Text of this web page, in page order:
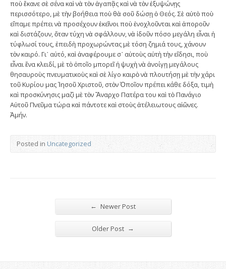
ποὺ ἔκανε σὲ σένα καὶ νὰ τὸν ἀγαπᾷς καὶ νὰ τὸν ἐξυψώνῃς
περισσότερο, μὲ τὴν βοήθεια ποὺ θὰ σοῦ δώσῃ ὁ Θεός. Σὲ αὐτὸ ποὺ
εἴπαμε πρέπει νὰ προσέχουν ἐκεῖνοι ποὺ ἐνοχλοῦνται καὶ ἀποροῦν
καὶ διστάζουν, ὅταν τύχη νὰ σφάλλουν, νὰ ἰδοῦν πόσο μεγάλη εἶναι ἡ
τύφλωσί τους, ἐπειδὴ προχωρώντας μὲ τόση ζημιά τους, χάνουν
τὸν καιρό. Γι᾿ αὐτό, καὶ ἀναφέρουμε σ᾿ αὐτοὺς αὐτὴ τὴν εἴδησι, ποὺ
εἶναι ἕνα κλειδί, μὲ τὸ ὁποῖο μπορεῖ ἡ ψυχὴ νὰ ἀνοίγῃ μεγάλους
θησαυροὺς πνευματικοὺς καὶ σὲ λίγο καιρὸ νὰ πλουτήσῃ μὲ τὴν χάρι
τοῦ Κυρίου μας Ἰησοῦ Χριστοῦ, στὸν Ὁποῖον πρέπει κάθε δόξα, τιμὴ
καὶ προσκύνησις μαζὶ μὲ τὸν Ἄναρχο Πατέρα του καὶ τὸ Πανάγιο
Αὐτοῦ Πνεῦμα τώρα καὶ πάντοτε καὶ στοὺς ἀτέλειωτους αἰῶνες.
Ἀμήν.
Posted in Uncategorized
← Newer Post
Older Post →